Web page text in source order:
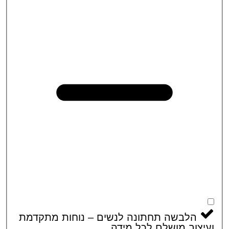
הלבשה תחתונה לנשים – נוחות מתקדמת